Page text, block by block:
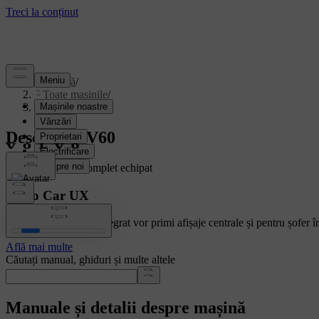
Asistență/
Toate mașinile/
V60 2025
Descoperă V60
Arătând un V60 complet echipat
Volvo Car UX
Mașinile cu Google integrat vor primi afișaje centrale și pentru șofer
Află mai multe
Căutați manual, ghiduri și multe altele
Manuale și detalii despre mașină